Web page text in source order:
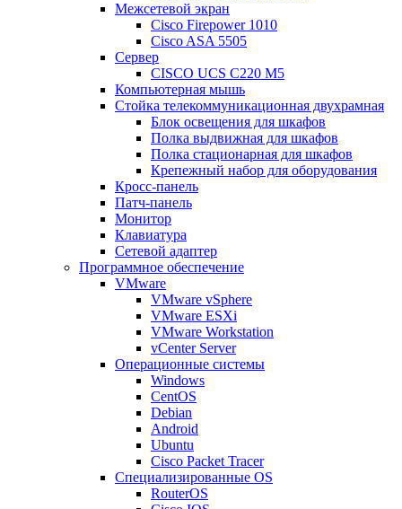
Межсетевой экран
Cisco Firepower 1010
Cisco ASA 5505
Сервер
CISCO UCS C220 M5
Компьютерная мышь
Стойка телекоммуникационная двухрамная
Блок освещения для шкафов
Полка выдвижная для шкафов
Полка стационарная для шкафов
Крепежный набор для оборудования
Кросс-панель
Патч-панель
Монитор
Клавиатура
Сетевой адаптер
Программное обеспечение
VMware
VMware vSphere
VMware ESXi
VMware Workstation
vCenter Server
Операционные системы
Windows
CentOS
Debian
Android
Ubuntu
Cisco Packet Tracer
Специализированные OS
RouterOS